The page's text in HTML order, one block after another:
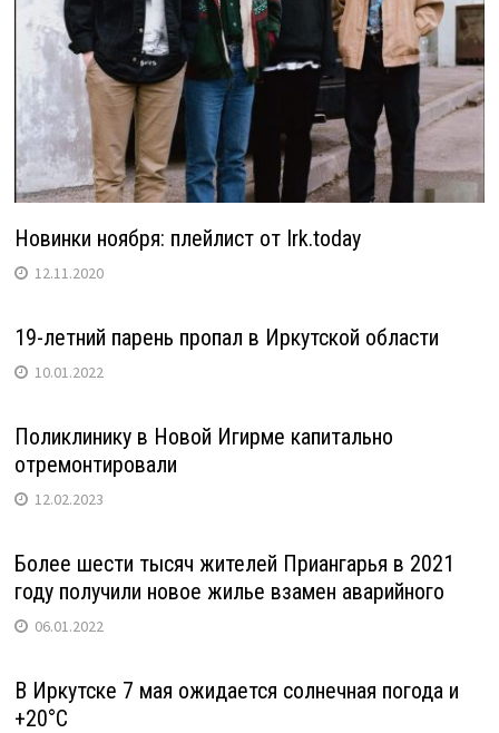
Новинки ноября: плейлист от Irk.today
12.11.2020
19-летний парень пропал в Иркутской области
10.01.2022
Поликлинику в Новой Игирме капитально
отремонтировали
12.02.2023
Более шести тысяч жителей Приангарья в 2021
году получили новое жилье взамен аварийного
06.01.2022
В Иркутске 7 мая ожидается солнечная погода и
+20°C